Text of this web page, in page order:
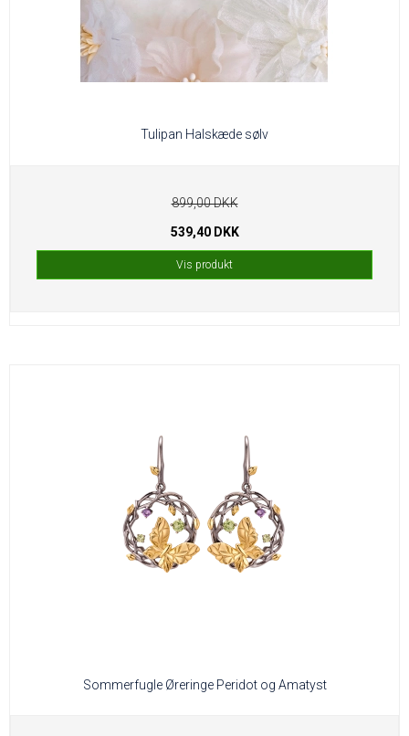
Tulipan Halskæde sølv
899,00 DKK
539,40 DKK
Vis produkt
Sommerfugle Øreringe Peridot og Amatyst